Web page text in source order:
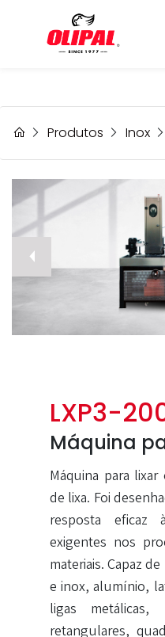
Máquinas
Produtos Inox
prev
LXP3-
Máquina
Máquina para
de lixa. Foi
resposta eficaz
exigentes nos
materiais. Capaz
e inox, alumínio,
ligas metálicas,
retangulares,